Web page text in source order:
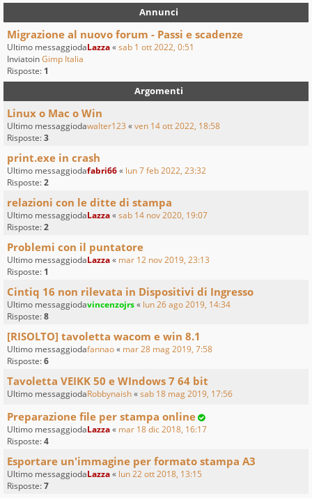
Annunci
Migrazione al nuovo forum - Passi e scadenze
Ultimo messaggiodaLazza«sab 1 ott 2022, 0:51
InviatoinGimp Italia
Risposte: 1
Argomenti
Linux o Mac o Win
Ultimo messaggiodawalter123 «ven 14 ott 2022, 18:58
Risposte:3
print.exe in crash
Ultimo messaggiodafabri66« lun 7 feb 2022, 23:32
Risposte:2
relazioni con le ditte di stampa
Ultimo messaggiodaLazza«sab 14 nov 2020, 19:07
Risposte:2
Problemi con il puntatore
Ultimo messaggiodaLazza« mar 12 nov 2019, 23:13
Risposte: 1
Cintiq 16 non rilevata in Dispositivi di Ingresso
Ultimo messaggiodavincenzojrs« lun 26 ago 2019, 14:34
Risposte:8
[RISOLTO] tavoletta wacom e win 8.1
Ultimo messaggiodafannao« mar 28 mag 2019, 7:58
Risposte:6
Tavoletta VEIKK 50 e WIndows 7 64 bit
Ultimo messaggiodaRobbynaish«sab 18 mag 2019, 17:56
Preparazione file per stampa online
Ultimo messaggiodaLazza« mar 18 dic 2018, 16:17
Risposte:4
Esportare un'immagine per formato stampa A3
Ultimo messaggiodaLazza« lun 22 ott 2018, 13:15
Risposte:7